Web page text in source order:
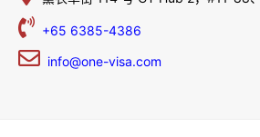
+65 6385-4386
info@one-visa.com